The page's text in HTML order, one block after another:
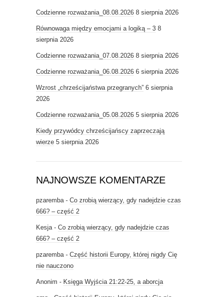
Codzienne rozważania_08.08.2026 8 sierpnia 2026
Równowaga między emocjami a logiką – 3 8
sierpnia 2026
Codzienne rozważania_07.08.2026 8 sierpnia 2026
Codzienne rozważania_06.08.2026 6 sierpnia 2026
Wzrost „chrześcijaństwa przegranych” 6 sierpnia
2026
Codzienne rozważania_05.08.2026 5 sierpnia 2026
Kiedy przywódcy chrześcijańscy zaprzeczają
wierze 5 sierpnia 2026
NAJNOWSZE KOMENTARZE
pzaremba- Co zrobią wierzący, gdy nadejdzie czas
666? – część 2
Kesja- Co zrobią wierzący, gdy nadejdzie czas
666? – część 2
pzaremba- Część historii Europy, której nigdy Cię
nie nauczono
Anonim - Księga Wyjścia 21:22-25, a aborcja